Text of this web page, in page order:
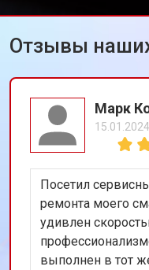
Отзывы
Марк
15.01.2024
Посетил
ремонта моего
удивлен
выполнен в тот